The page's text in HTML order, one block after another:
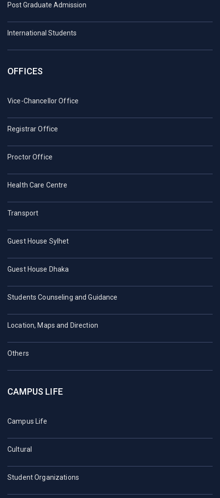
Post Graduate Admission
International Students
OFFICES
Vice-Chancellor Office
Registrar Office
Proctor Office
Health Care Centre
Transport
Guest House Sylhet
Guest House Dhaka
Students Counseling and Guidance
Location, Maps and Direction
Others
CAMPUS LIFE
Campus Life
Cultural
Student Organizations